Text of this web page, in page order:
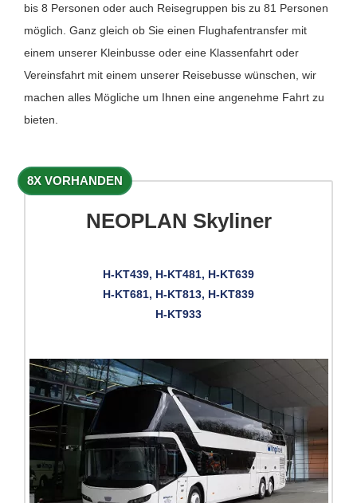
bis 8 Personen oder auch Reisegruppen bis zu 81 Personen
möglich. Ganz gleich ob Sie einen Flughafentransfer mit
einem unserer Kleinbusse oder eine Klassenfahrt oder
Vereinsfahrt mit einem unserer Reisebusse wünschen, wir
machen alles Mögliche um Ihnen eine angenehme Fahrt zu
bieten.
8X VORHANDEN
NEOPLAN Skyliner
H-KT439, H-KT481, H-KT639
H-KT681, H-KT813, H-KT839
H-KT933